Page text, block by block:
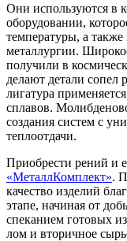
Они используются в
оборудовании,
температуры, а
металлургии.
получили в
делают детали сопел
лигатура
сплавов.
создания систем с
теплоотдачи.
Приобрести рений и
«МеталлКомплект».
качество изделий
этапе, начиная от
спеканием готовых
лом и вторичное